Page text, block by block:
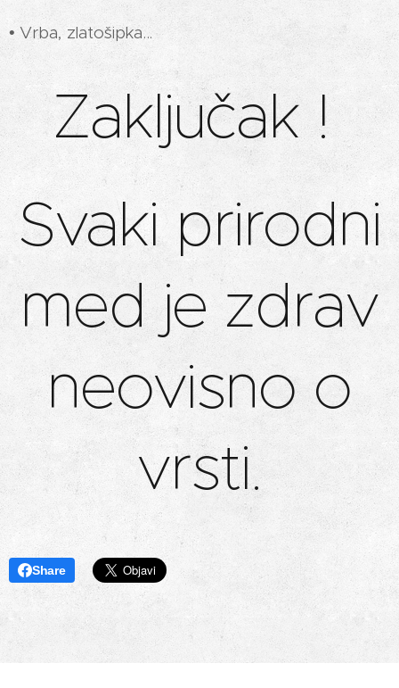
• Vrba, zlatošipka...
Zaključak !
Svaki prirodni
med je zdrav
neovisno o
vrsti.
Share